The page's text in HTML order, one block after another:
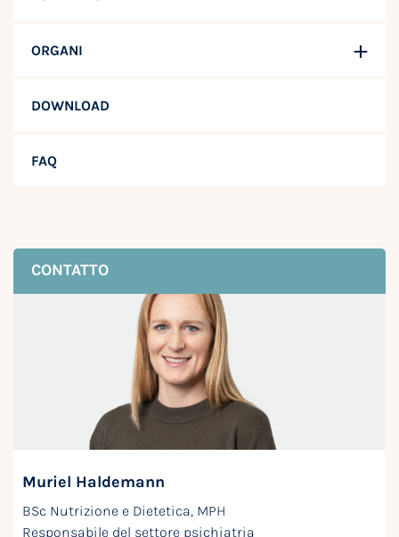
ORGANI
DOWNLOAD
FAQ
CONTATTO
Muriel Haldemann
BSc Nutrizione e Dietetica, MPH
Responsabile del settore psichiatria